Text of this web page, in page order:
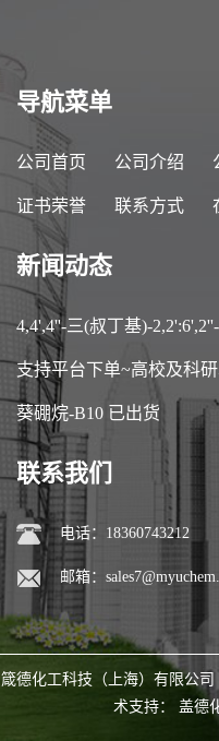
导航菜单
公司首页 公司介绍
证书荣誉 联系方式
新闻动态
4,4',4''-三(叔丁基)-
支持平台下单~高校及科
葵硼烷-B10 已出货
联系我们
电话：18360743212
邮箱：
箴德化工科技（上海）有限公司
术支持： 盖德